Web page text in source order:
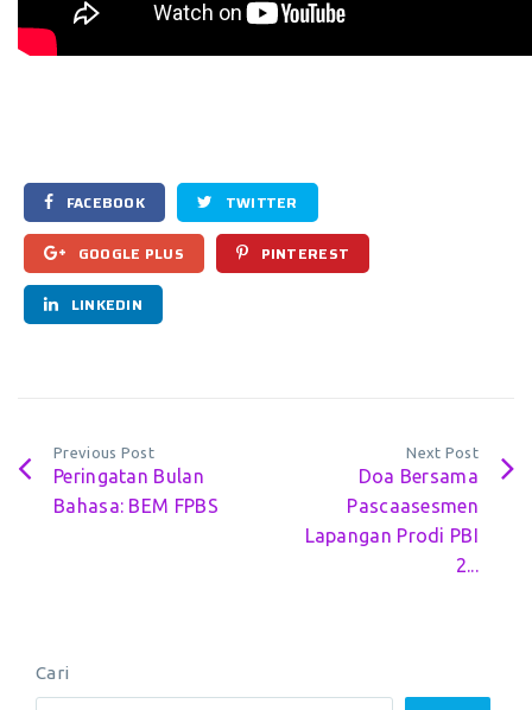
FACEBOOK TWITTER
GOOGLE PLUS PINTEREST
LINKEDIN
Previous Post
Peringatan Bulan
Bahasa: BEM FPBS
Next Post
Doa Bersama
Pascaasesmen
Lapangan Prodi PBI
2...
Cari